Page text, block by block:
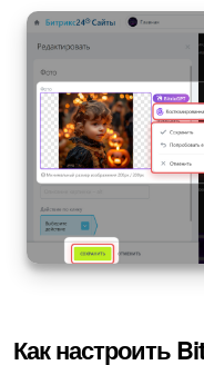
Как настроить